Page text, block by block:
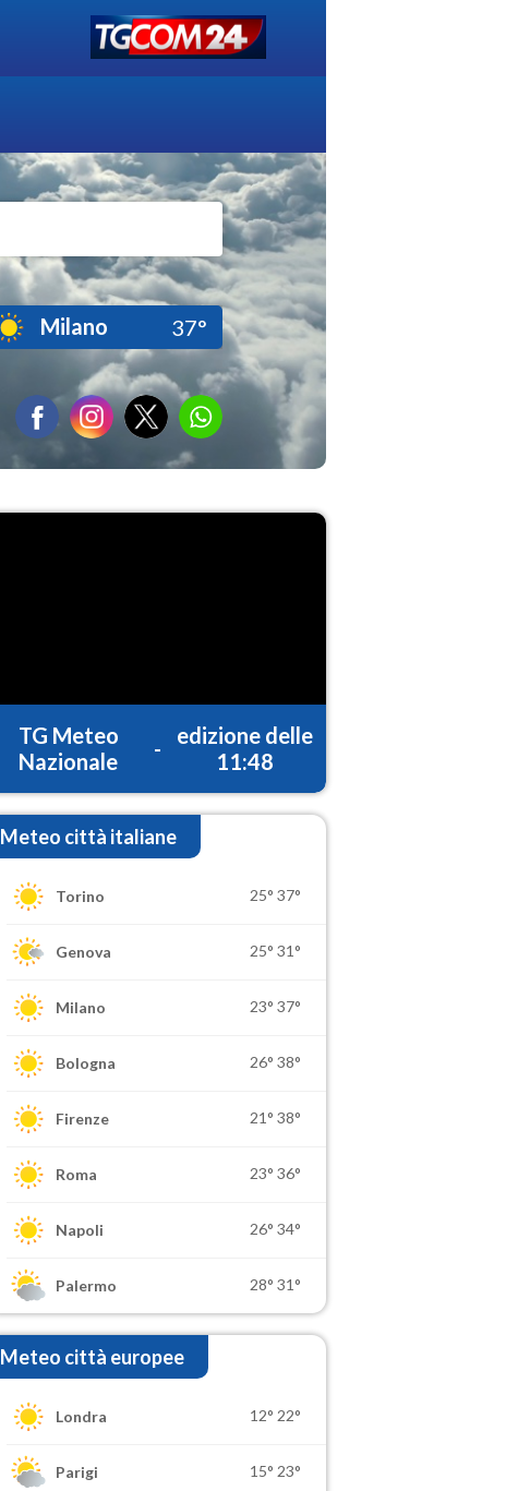
Milano 37°
TG Meteo
Nazionale
-
edizione delle
11:48
Meteo città italiane
Torino 25° 37°
Genova 25° 31°
Milano 23° 37°
Bologna 26° 38°
Firenze 21° 38°
Roma 23° 36°
Napoli 26° 34°
Palermo 28° 31°
Meteo città europee
Londra 12° 22°
Parigi 15° 23°